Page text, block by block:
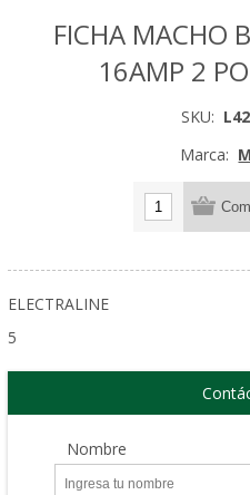
FICHA MACHO
16AMP 2
SKU:
Marca:
ELECTRALINE
5
Nombre